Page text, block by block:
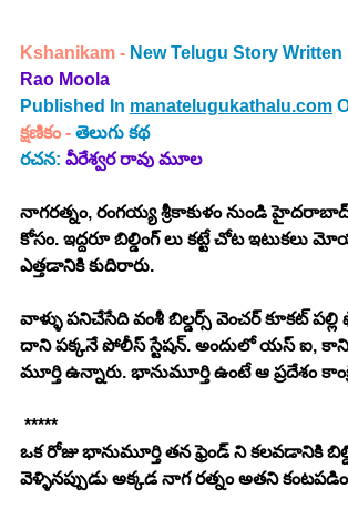
Kshanikam - New Telugu Story Written
Rao Moola
Published In manatelugukathalu.com
క్షణికం - తెలుగు కథ
రచన: వీరేశ్వర రావు మూల
నాగరత్నం, రంగయ్య శ్రీకాకుళం నుండి
కోసం. ఇద్దరూ బిల్డింగ్ లు కట్టే చోట ఇటుకలు
ఎత్తడానికి కుదిరారు.
వాళ్ళు పనిచేసేది వంశీ బిల్డర్స్ వెంచర్ కూకట్ పల్లి
దాని పక్కనే పోలీస్ స్టేషన్. అందులో యస్ ఐ,
మూర్తి ఉన్నారు. భానుమూర్తి ఉంటే ఆ ప్రదేశం
*****
ఒక రోజు భానుమూర్తి తన ఫ్రెండ్ ని కలవడానికి
వెళ్ళినప్పుడు అక్కడ నాగ రత్నం అతని